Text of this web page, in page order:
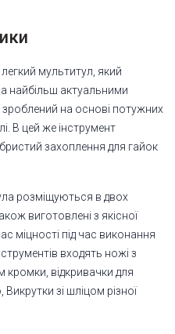
мультитул, який
найбільш актуальними
на основі потужних
В цей же інструмент
захоплення для гайок
розміщуються в двох
виготовлені з якісної
міцності під час виконання
входять ножі з
кромки, відкривачки для
зі шліцом різної